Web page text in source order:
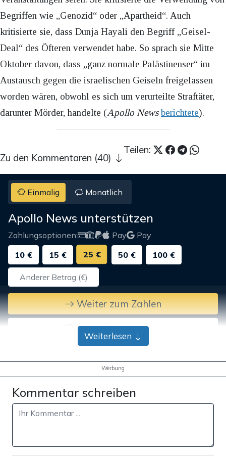
Begriffen wie „Genozid“ oder „Apartheid“. Auch
kritisierte sie, dass Dunja Hayali den Begriff „Geisel-
Deal“ des Öfteren verwendet habe. So sprach sie Mitte
Oktober davon, dass „ganz normale Palästinenser“ im
Austausch gegen die israelischen Geiseln freigelassen
worden wären, obwohl es sich um verurteilte Straftäter,
darunter Mörder, handelte (Apollo News berichtete).
Teilen:
Zu den Kommentaren (40)
Einmalig Monatlich
Apollo News unterstützen
Zahlungsoptionen: Pay
Pay
10 €
15 € 25 € 50 € 100 €
Weiter zum Zahlen
Bank-Überweisung
Weiterlesen
Werbung
Kommentar schreiben